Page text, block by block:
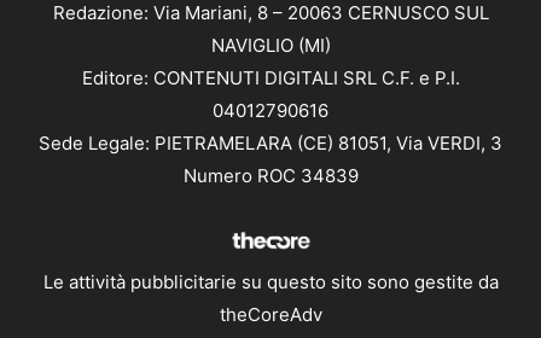
Redazione: Via Mariani, 8 – 20063 CERNUSCO SUL
NAVIGLIO (MI)
Editore: CONTENUTI DIGITALI SRL C.F. e P.I.
04012790616
Sede Legale: PIETRAMELARA (CE) 81051, Via VERDI, 3
Numero ROC 34839
Le attività pubblicitarie su questo sito sono gestite da
theCoreAdv